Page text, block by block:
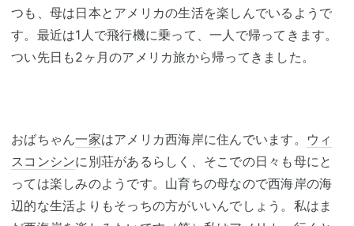
つも、母は日本とアメリカの生活を楽しんでいるようで
す。最近は1人で飛行機に乗って、一人で帰ってきます。
つい先日も2ヶ月のアメリカ旅から帰ってきました。
おばちゃん一家はアメリカ西海岸に住んでいます。
ウィ
スコンシンに別荘があるらしく、そこでの日々も母にと
っては楽しみのようです。山育ちの母なので西海岸の海
辺的な生活よりもそっちの方がいいんでしょう。私はま